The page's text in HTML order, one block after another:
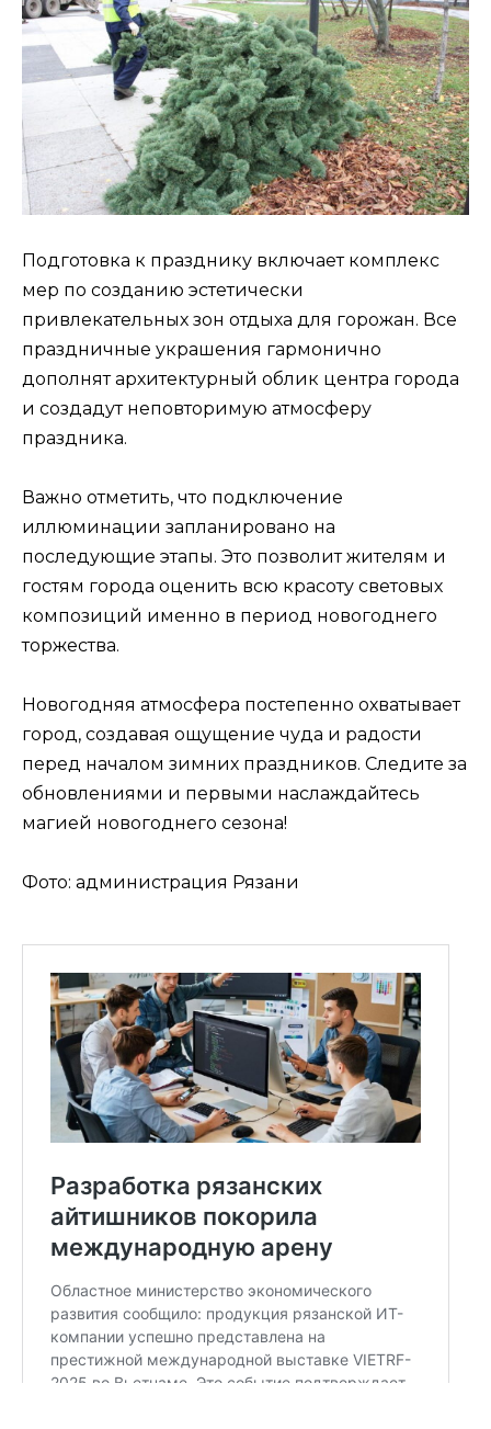
Подготовка к празднику включает комплекс
мер по созданию эстетически
привлекательных зон отдыха для горожан. Все
праздничные украшения гармонично
дополнят архитектурный облик центра города
и создадут неповторимую атмосферу
праздника.
Важно отметить, что подключение
иллюминации запланировано на
последующие этапы. Это позволит жителям и
гостям города оценить всю красоту световых
композиций именно в период новогоднего
торжества.
Новогодняя атмосфера постепенно охватывает
город, создавая ощущение чуда и радости
перед началом зимних праздников. Следите за
обновлениями и первыми наслаждайтесь
магией новогоднего сезона!
Фото: администрация Рязани